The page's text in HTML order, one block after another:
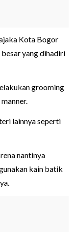
Kota Bogor
yang dihadiri
grooming
lainnya seperti
nantinya
kain batik